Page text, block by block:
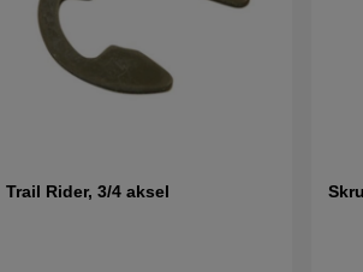
Trail Rider, 3/4 aksel